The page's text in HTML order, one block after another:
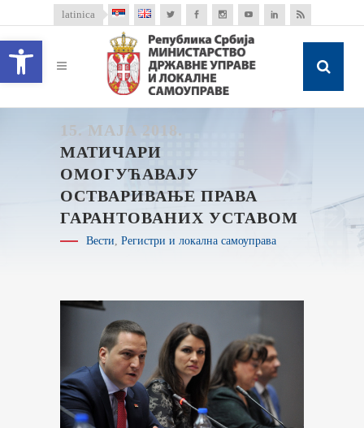
Open toolbar
latinica
15. МАЈА 2018.
МАТИЧАРИ
ОМОГУЋАВАЈУ
ОСТВАРИВАЊЕ ПРАВА
ГАРАНТОВАНИХ УСТАВОМ
Вести, Регистри и локална самоуправа